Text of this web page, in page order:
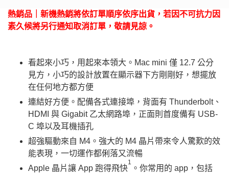
熱銷品｜新機熱銷將依訂單順序依序出貨，若因不可抗力因
素久候將另行通知取消訂單，敬請見諒。
看起來小巧，用起來本領大。Mac mini 僅 12.7 公分
見方，小巧的設計放置在顯示器下方剛剛好，想擺放
在任何地方都方便
連結好方便。配備各式連接埠，背面有 Thunderbolt、
HDMI 與 Gigabit 乙太網路埠，正面則首度備有 USB-
C 埠以及耳機插孔
超強驅動來自 M4。強大的 M4 晶片帶來令人驚歎的效
能表現，一切運作都俐落又流暢
Apple 晶片讓 App 跑得飛快
1
。你常用的 app，包括